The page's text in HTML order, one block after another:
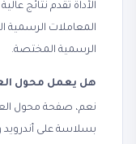
الأداة تقدم نتائج
المعاملات الرسمية
الرسمية المختصة.
هل يعمل محول
بسلاسة على أندرويد